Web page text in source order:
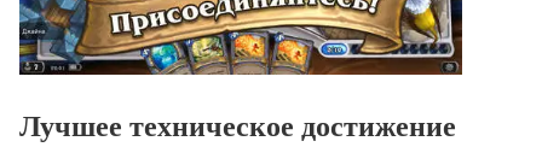
Лучшее техническое достижение